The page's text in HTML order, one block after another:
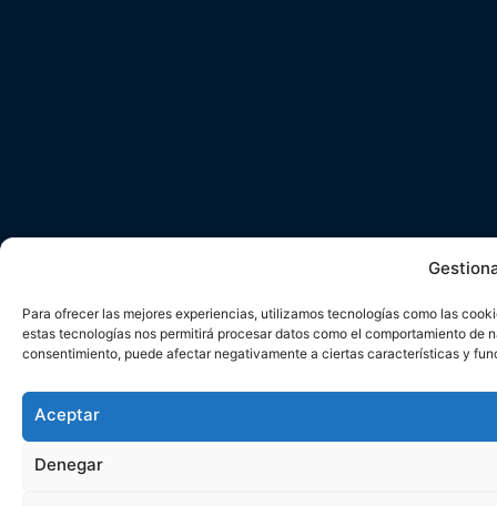
Para ofrecer las mejores experiencias, utilizamos tecnologías como las
estas tecnologías nos permitirá procesar datos como el comportamiento
consentimiento, puede afectar negativamente a ciertas características y
Aceptar
Denegar